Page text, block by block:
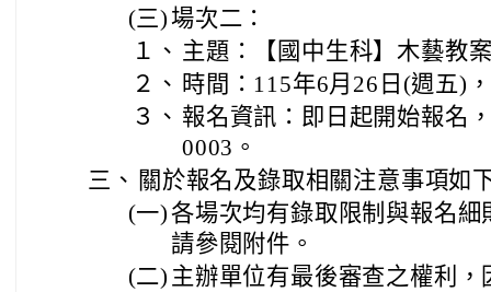
(三)場次二：
１、 主題：【國中生科】木藝教
２、 時間：115年6月26日(週五)
３、 報名資訊：即日起開始報名
0003。
三、 關於報名及錄取相關注意事項如
(一)各場次均有錄取限制與報名
請參閱附件。
(二) 主辦單位有最後審查之權利